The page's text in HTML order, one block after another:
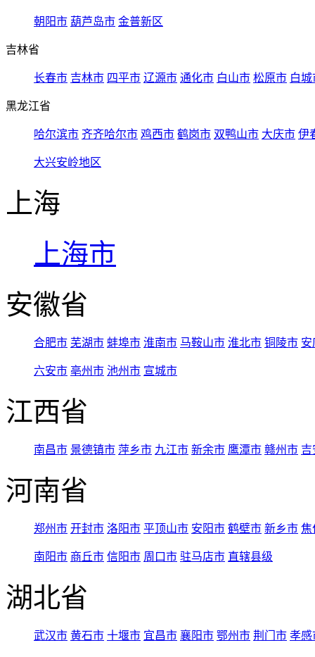
朝阳市 葫芦岛市 金普新区
吉林省
长春市 吉林市 四平市 辽源市 通化市 白山市 松原市 白城
黑龙江省
哈尔滨市 齐齐哈尔市 鸡西市 鹤岗市 双鸭山市 大庆市 伊
大兴安岭地区
上海
上海市
安徽省
合肥市 芜湖市 蚌埠市 淮南市 马鞍山市 淮北市 铜陵市 安
六安市 亳州市 池州市 宣城市
江西省
南昌市 景德镇市 萍乡市 九江市 新余市 鹰潭市 赣州市 吉
河南省
郑州市 开封市 洛阳市 平顶山市 安阳市 鹤壁市 新乡市 焦
南阳市 商丘市 信阳市 周口市 驻马店市 直辖县级
湖北省
武汉市 黄石市 十堰市 宜昌市 襄阳市 鄂州市 荆门市 孝感